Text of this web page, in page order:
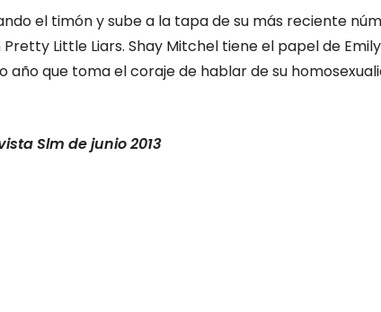
el timón y sube a la tapa de su más reciente
Little Liars. Shay Mitchel tiene el papel de Emily
año que toma el coraje de hablar de su
Slm de junio 2013